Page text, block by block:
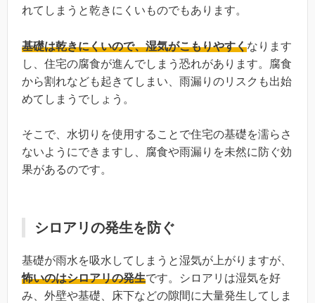
れてしまうと乾きにくいものでもあります。
基礎は乾きにくいので、湿気がこもりやすくなります
し、住宅の腐食が進んでしまう恐れがあります。腐食
から割れなども起きてしまい、雨漏りのリスクも出始
めてしまうでしょう。
そこで、水切りを使用することで住宅の基礎を濡らさ
ないようにできますし、腐食や雨漏りを未然に防ぐ効
果があるのです。
シロアリの発生を防ぐ
基礎が雨水を吸水してしまうと湿気が上がりますが、
怖いのはシロアリの発生です。シロアリは湿気を好
み、外壁や基礎、床下などの隙間に大量発生してしま